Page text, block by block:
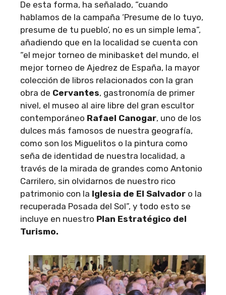
De esta forma, ha señalado, “cuando
hablamos de la campaña ‘Presume de lo tuyo,
presume de tu pueblo’, no es un simple lema”,
añadiendo que en la localidad se cuenta con
“el mejor torneo de minibasket del mundo, el
mejor torneo de Ajedrez de España, la mayor
colección de libros relacionados con la gran
obra de Cervantes, gastronomía de primer
nivel, el museo al aire libre del gran escultor
contemporáneo Rafael Canogar, uno de los
dulces más famosos de nuestra geografía,
como son los Miguelitos o la pintura como
seña de identidad de nuestra localidad, a
través de la mirada de grandes como Antonio
Carrilero, sin olvidarnos de nuestro rico
patrimonio con la Iglesia de El Salvador o la
recuperada Posada del Sol”, y todo esto se
incluye en nuestro Plan Estratégico del
Turismo.